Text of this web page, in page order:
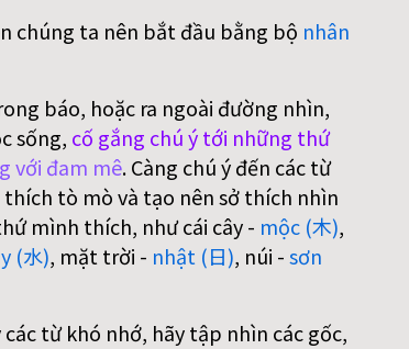
chúng ta nên bắt đầu bằng bộ nhân
báo, hoặc ra ngoài đường nhìn,
sống, cố gắng chú ý tới những thứ
với đam mê. Càng chú ý đến các từ
tò mò và tạo nên sở thích nhìn
mình thích, như cái cây - mộc (木),
(水), mặt trời - nhật (日), núi -sơn
từ khó nhớ, hãy tập nhìn các gốc,